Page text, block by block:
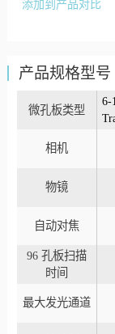
添加到产品对比
产品规格型号
微孔板类型
6-
相机
物镜
自动对焦
96 孔板扫描
时间
最大发光通道